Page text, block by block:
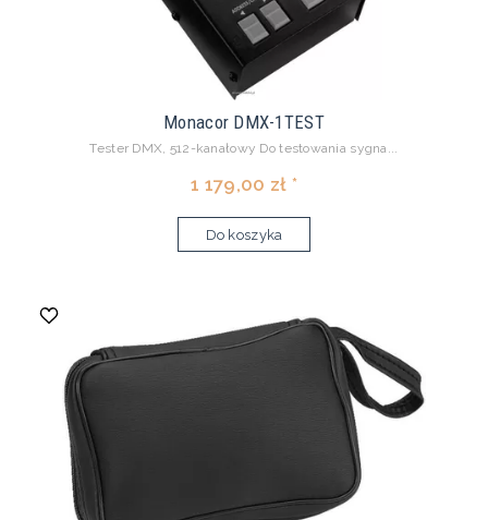
Monacor DMX-1TEST
Tester DMX, 512-kanałowy Do testowania sygna...
1 179,00 zł *
Do koszyka